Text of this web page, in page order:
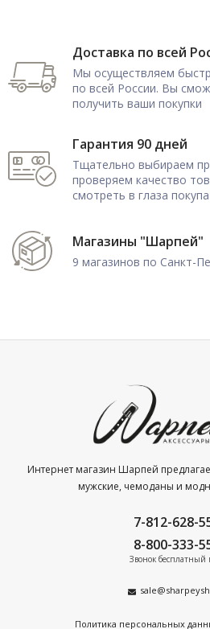
Доставка по всей
Мы осуществляем
по всей России. Вы
получить ваши покупки
Гарантия 90 дней
Тщательно выбираем
проверяем качество
смотреть в глаза
Магазины "Шарпей"
9 магазинов по Санкт-
Интернет магазин Шарпей
мужские, чемоданы и
7-812-628-
8-800-333-
Звонок бесплатный
Политика персональных